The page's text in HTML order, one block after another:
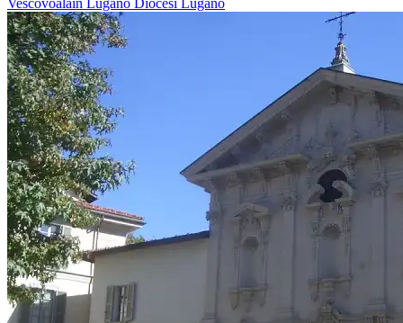
Vescovoalain Lugano Diocesi Lugano